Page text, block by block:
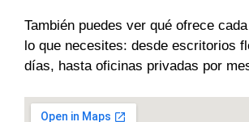
También puedes ver qué ofrece
lo que necesites: desde escritorios
días, hasta oficinas privadas por